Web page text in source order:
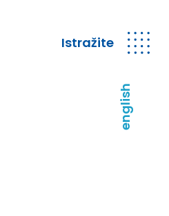
Istražite
english